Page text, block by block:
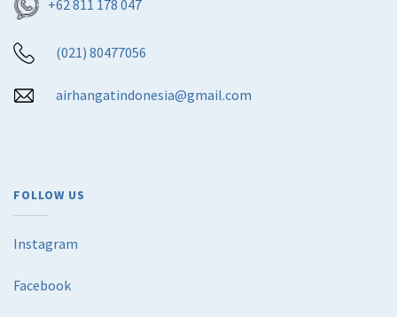
+62 811 178 047
(021) 80477056
airhangatindonesia@gmail.com
FOLLOW US
Instagram
Facebook